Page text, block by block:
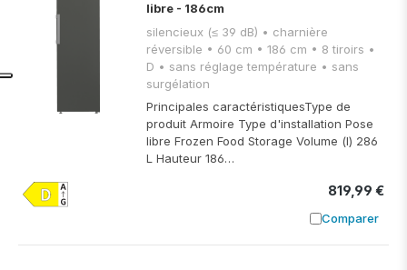
libre - 186cm
silencieux (≤ 39 dB) • charnière
réversible • 60 cm • 186 cm • 8 tiroirs •
D • sans réglage température • sans
surgélation
Principales caractéristiquesType de
produit Armoire Type d'installation Pose
libre Frozen Food Storage Volume (l) 286
L Hauteur 186…
819,99 €
Comparer
Ajouter à